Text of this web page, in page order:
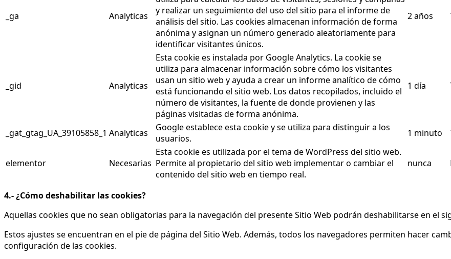
_ga Analyticas
y realizar un seguimiento del uso del sitio para el informe de
análisis del sitio. Las cookies almacenan información de forma
anónima y asignan un número generado aleatoriamente para
identificar visitantes únicos.
2 años
_gid Analyticas
Esta cookie es instalada por Google Analytics. La cookie se
utiliza para almacenar información sobre cómo los visitantes
usan un sitio web y ayuda a crear un informe analítico de cómo
está funcionando el sitio web. Los datos recopilados, incluido el
número de visitantes, la fuente de donde provienen y las
páginas visitadas de forma anónima.
1 día
_gat_gtag_UA_39105858_1 Analyticas
Google establece esta cookie y se utiliza para distinguir a los
usuarios.
1 minuto
elementor Necesarias
Esta cookie es utilizada por el tema de WordPress del sitio web.
Permite al propietario del sitio web implementar o cambiar el
contenido del sitio web en tiempo real.
nunca
4.- ¿Cómo deshabilitar las cookies?
Aquellas cookies que no sean obligatorias para la navegación del presente Sitio Web podrán deshabilitarse en el
Estos ajustes se encuentran en el pie de página del Sitio Web. Además, todos los navegadores permiten hacer
configuración de las cookies.